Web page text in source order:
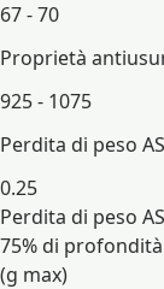
67 - 70
Proprietà
925 - 1075
Perdita di peso
0.25
Perdita di peso
75% di
(g max)